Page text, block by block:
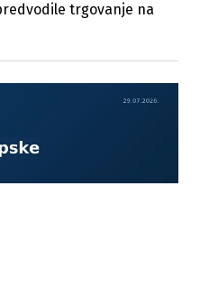
trgovanje na